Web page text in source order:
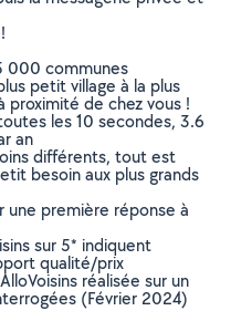
000 communes
petit village à la plus
proximité de chez vous !
les 10 secondes, 3.6
an
différents, tout est
besoin aux plus grands
une première réponse à
sur 5* indiquent
qualité/prix
réalisée sur un
(Février 2024)